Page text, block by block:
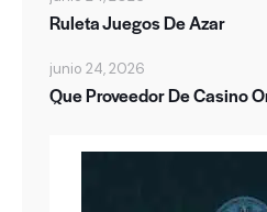
Ruleta Juegos De Azar
junio 24, 2026
Que Proveedor De Casino